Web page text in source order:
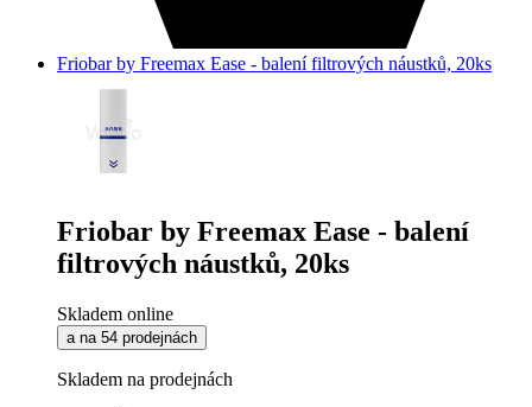
Friobar by Freemax Ease - balení filtrových náustků, 20ks
Friobar by Freemax Ease - balení
filtrových náustků, 20ks
Skladem online
a na 54 prodejnách
Skladem na prodejnách